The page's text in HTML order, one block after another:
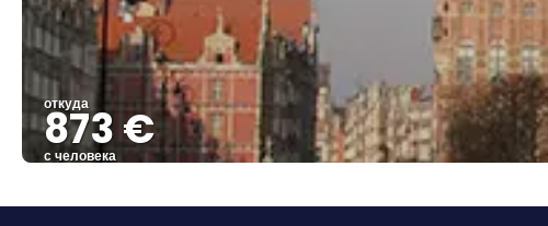
откуда
873 €
с человека